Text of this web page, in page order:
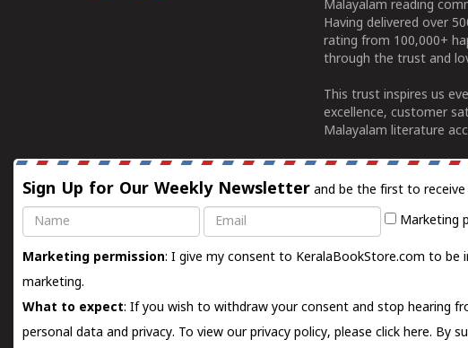
Malayalam reading
Having delivered over
rating from 100,000+
through the trust and
This trust inspires us
excellence, customer
Malayalam literature
Sign Up for Our Weekly Newsletter and be the first to
Name
Email Marketing
Marketing permission: I give my consent to KeralaBookStore.com to
marketing.
What to expect: If you wish to withdraw your consent and stop hearing
personal data and privacy. To view our privacy policy, please click here. By